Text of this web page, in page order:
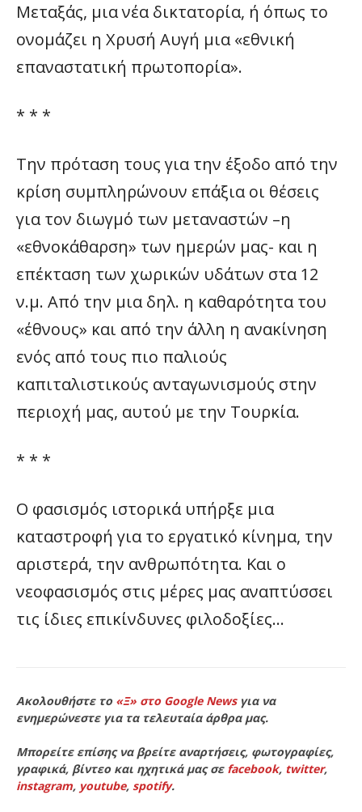
Μεταξάς, μια νέα δικτατορία, ή όπως το
ονομάζει η Χρυσή Αυγή μια «εθνική
επαναστατική πρωτοπορία».
* * *
Την πρόταση τους για την έξοδο από την
κρίση συμπληρώνουν επάξια οι θέσεις
για τον διωγμό των μεταναστών –η
«εθνοκάθαρση» των ημερών μας- και η
επέκταση των χωρικών υδάτων στα 12
ν.μ. Από την μια δηλ. η καθαρότητα του
«έθνους» και από την άλλη η ανακίνηση
ενός από τους πιο παλιούς
καπιταλιστικούς ανταγωνισμούς στην
περιοχή μας, αυτού με την Τουρκία.
* * *
Ο φασισμός ιστορικά υπήρξε μια
καταστροφή για το εργατικό κίνημα, την
αριστερά, την ανθρωπότητα. Και ο
νεοφασισμός στις μέρες μας αναπτύσσει
τις ίδιες επικίνδυνες φιλοδοξίες…
Ακολουθήστε το «Ξ» στο Google Newsγια να
ενημερώνεστε για τα τελευταία άρθρα μας.
Μπορείτε επίσης να βρείτε αναρτήσεις, φωτογραφίες,
γραφικά, βίντεο και ηχητικά μας σε facebook, twitter,
instagram, youtube, spotify.